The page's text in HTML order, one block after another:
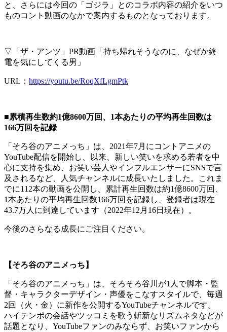
と、さらには今回の「ゴジラ」とのコラボ内容の紹介をいつ
ものコント動画のなかで案内するものとなっております。
▽「ザ・アンツ」PR動画「持ち帰れそうなのに、なぜか終
電を気にしてくる男」
URL ： https://youtu.be/RoqXfLgmPtk
■累積再生数約1億8600万回、1本あたりの平均再生回数は
166万回を記録
「そろ谷のアニメっち」は、2021年7月にコントアニメの
YouTube配信を開始し、以来、新しい笑いを求める若者を中
心に支持を集め、お笑い芸人やインフルエンサーにSNSで言
及されるなど、人気チャンネルに成長いたしました。これま
でに112本の動画を公開し、累計再生回数は約1億8600万回、
1本あたりの平均再生回数166万回を記録し、登録者は現在
43.7万人に到達しています（2022年12月16日現在）。
今後のさらなる成長にご注目ください。
【そろ谷のアニメっち】
「そろ谷のアニメっち」は、そろそろ谷川が1人で脚本・監
督・キャラクターデザイン・声優をこなすスタイルで、毎週
2回（火・金）に新作を公開するYouTubeチャンネルです。
ハイテンポの会話やツッコミを歌う斬新なリズムネタなどが
話題となり、YouTubeファンのみならず、お笑いファンから